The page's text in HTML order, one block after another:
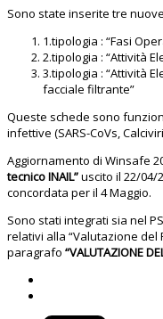
Sono state inserite tre
1.tipologia : “Fasi
2.tipologia : “Attività
3.tipologia : “Attività
facciale filtrante”
Queste schede sono
infettive (SARS-CoVs,
Aggiornamento di Winsafe
tecnico INAIL”uscito il 22/04/
concordata per il 4 Maggio.
Sono stati integrati sia nel
relativi alla “Valutazione del
paragrafo “VALUTAZIONE